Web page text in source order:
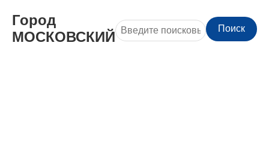
Город
МОСКОВСКИЙ
Поиск